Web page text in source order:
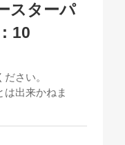
スターパ
10
さい。
出来かねま